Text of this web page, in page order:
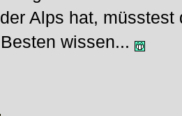
Alps hat, müsstest
wissen...